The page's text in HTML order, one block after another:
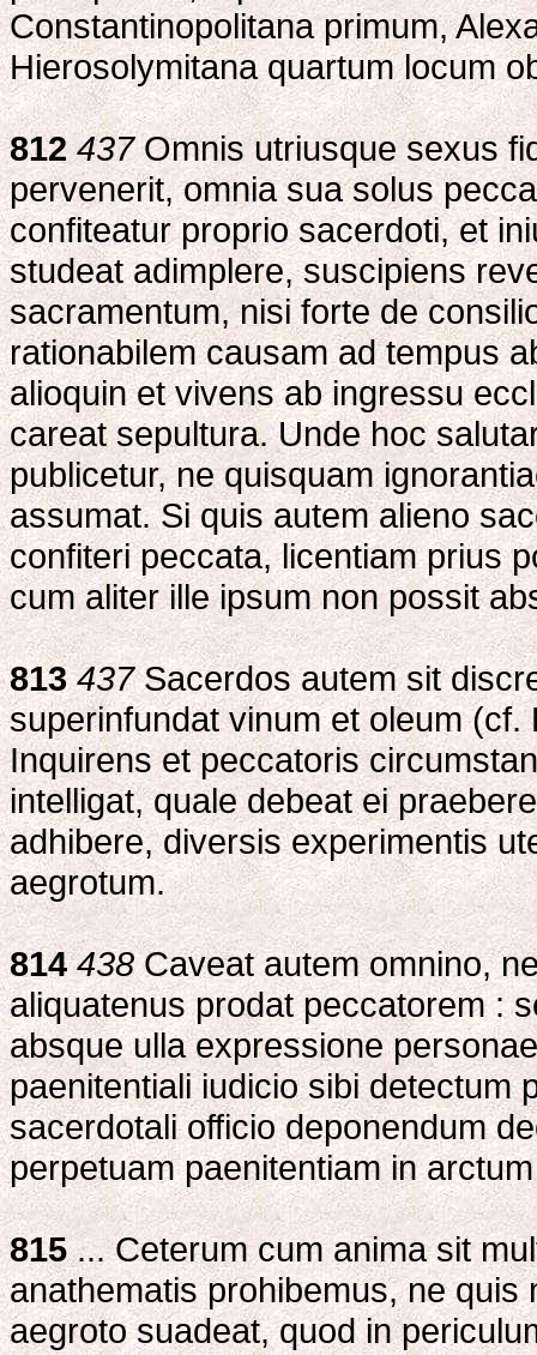
Constantinopolitana primum,
Hierosolymitana quartum locum
812 437Omnis utriusque sexus
pervenerit, omnia sua solus
confiteatur proprio sacerdoti, et
studeat adimplere, suscipiens
sacramentum, nisi forte de
rationabilem causam ad tempus
alioquin et vivens ab ingressu
careat sepultura. Unde hoc
publicetur, ne quisquam
assumat. Si quis autem alieno
confiteri peccata, licentiam prius
cum aliter ille ipsum non possit
813 437Sacerdos autem sit
superinfundat vinum et oleum
Inquirens et peccatoris
intelligat, quale debeat ei
adhibere, diversis experimentis
aegrotum.
814 438Caveat autem omnino,
aliquatenus prodat peccatorem :
absque ulla expressione
paenitentiali iudicio sibi detectum
sacerdotali officio deponendum
perpetuam paenitentiam in
815... Ceterum cum anima sit
anathematis prohibemus, ne
aegroto suadeat, quod in